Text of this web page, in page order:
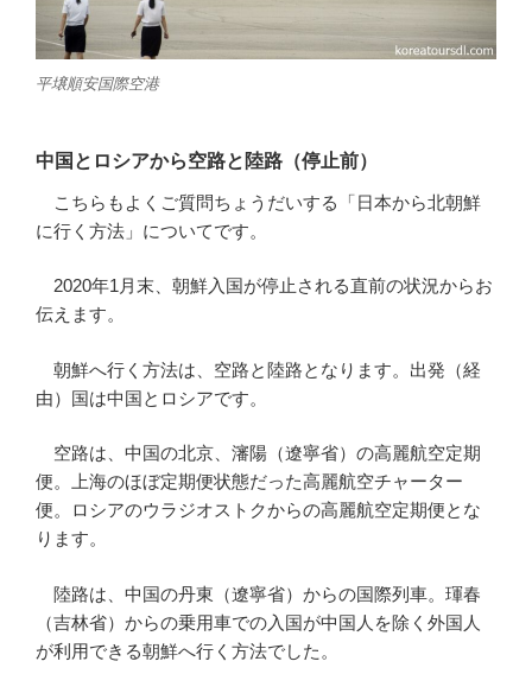
平壌順安国際空港
中国とロシアから空路と陸路（停止前）
こちらもよくご質問ちょうだいする「日本から北朝鮮
に行く方法」についてです。
2020年1月末、朝鮮入国が停止される直前の状況からお
伝えます。
朝鮮へ行く方法は、空路と陸路となります。出発（経
由）国は中国とロシアです。
空路は、中国の北京、瀋陽（遼寧省）の高麗航空定期
便。上海のほぼ定期便状態だった高麗航空チャーター
便。ロシアのウラジオストクからの高麗航空定期便とな
ります。
陸路は、中国の丹東（遼寧省）からの国際列車。琿春
（吉林省）からの乗用車での入国が中国人を除く外国人
が利用できる朝鮮へ行く方法でした。